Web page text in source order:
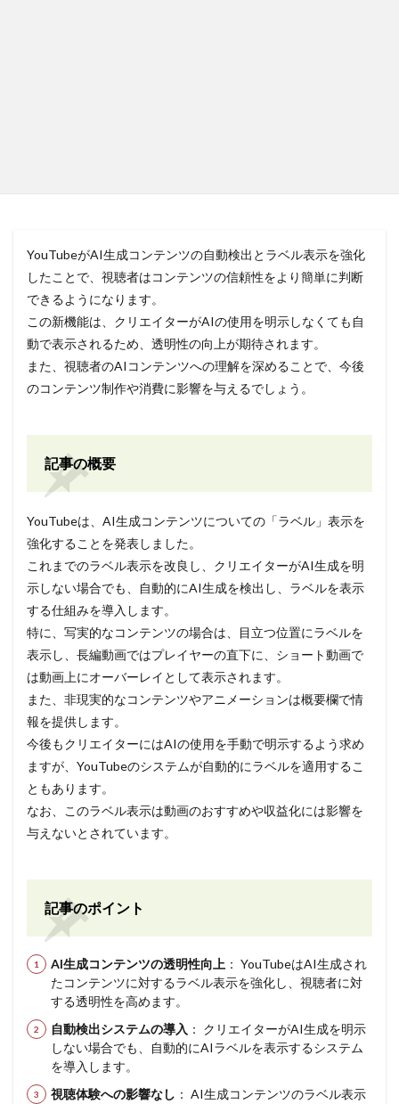
YouTubeがAI生成コンテンツの自動検出とラベル表示を強化
したことで、視聴者はコンテンツの信頼性をより簡単に判断
できるようになります。
この新機能は、クリエイターがAIの使用を明示しなくても自
動で表示されるため、透明性の向上が期待されます。
また、視聴者のAIコンテンツへの理解を深めることで、今後
のコンテンツ制作や消費に影響を与えるでしょう。
記事の概要
YouTubeは、AI生成コンテンツについての「ラベル」表示を
強化することを発表しました。
これまでのラベル表示を改良し、クリエイターがAI生成を明
示しない場合でも、自動的にAI生成を検出し、ラベルを表示
する仕組みを導入します。
特に、写実的なコンテンツの場合は、目立つ位置にラベルを
表示し、長編動画ではプレイヤーの直下に、ショート動画で
は動画上にオーバーレイとして表示されます。
また、非現実的なコンテンツやアニメーションは概要欄で情
報を提供します。
今後もクリエイターにはAIの使用を手動で明示するよう求め
ますが、YouTubeのシステムが自動的にラベルを適用するこ
ともあります。
なお、このラベル表示は動画のおすすめや収益化には影響を
与えないとされています。
記事のポイント
AI生成コンテンツの透明性向上 ： YouTubeはAI生成され
たコンテンツに対するラベル表示を強化し、視聴者に対
する透明性を高めます。
自動検出システムの導入 ： クリエイターがAI生成を明示
しない場合でも、自動的にAIラベルを表示するシステム
を導入します。
視聴体験への影響なし ： AI生成コンテンツのラベル表示